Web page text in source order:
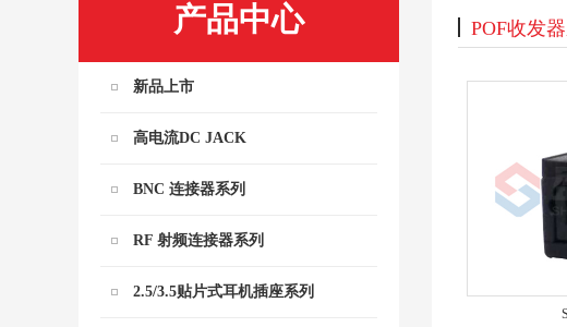
产品中心
新品上市
高电流DC JACK
BNC 连接器系列
RF 射频连接器系列
2.5/3.5贴片式耳机插座系列
POF收发